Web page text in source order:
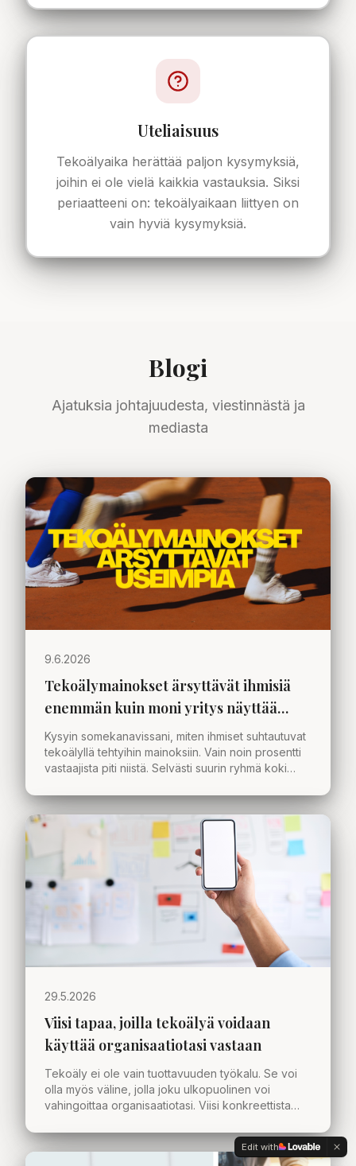
Uteliaisuus
Tekoälyaika herättää paljon kysymyksiä,
joihin ei ole vielä kaikkia vastauksia. Siksi
periaatteeni on: tekoälyaikaan liittyen on
vain hyviä kysymyksiä.
Blogi
Ajatuksia johtajuudesta, viestinnästä ja
mediasta
9.6.2026
Tekoälymainokset ärsyttävät ihmisiä
enemmän kuin moni yritys näyttää
ymmärtävän
Kysyin somekanavissani, miten ihmiset suhtautuvat
tekoälyllä tehtyihin mainoksiin. Vain noin prosentti
vastaajista piti niistä. Selvästi suurin ryhmä koki
markkinoinnille?
29.5.2026
Viisi tapaa, joilla tekoälyä voidaan
käyttää organisaatiotasi vastaan
Tekoäly ei ole vain tuottavuuden työkalu. Se voi
olla myös väline, jolla joku ulkopuolinen voi
vahingoittaa organisaatiotasi. Viisi konkreettista
pohtia.
Edit with